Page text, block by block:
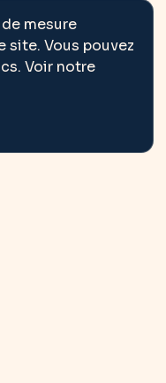
mieux.
en a fait une
Et, surtout, on
: l’envie
mesure
site. Vous pouvez
Voir notre